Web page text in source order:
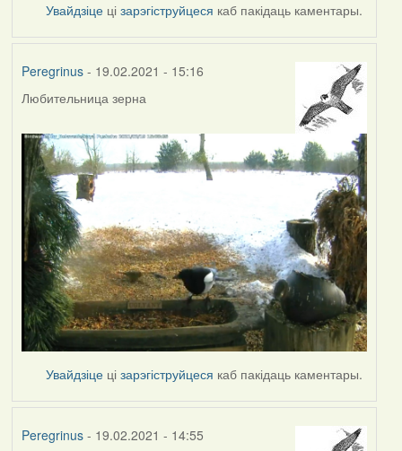
Увайдзіце цізарэгіструйцеся каб пакідаць каментары.
Peregrinus- 19.02.2021 - 15:16
Любительница зерна
Увайдзіце цізарэгіструйцеся каб пакідаць каментары.
Peregrinus- 19.02.2021 - 14:55